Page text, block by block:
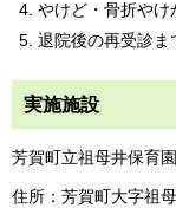
やけど・骨折やけ
退院後の再受診ま
実施施設
芳賀町立祖母井保育園
住所：芳賀町大字祖